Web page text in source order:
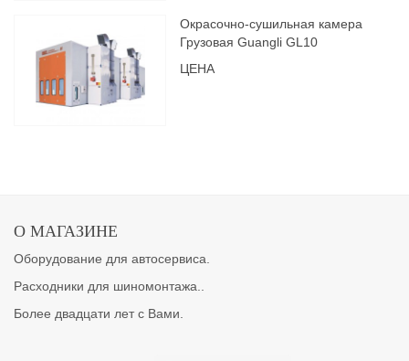
Окрасочно-сушильная камера
Грузовая Guangli GL10
ЦЕНА
О МАГАЗИНЕ
Оборудование для автосервиса.
Расходники для шиномонтажа..
Более двадцати лет с Вами.